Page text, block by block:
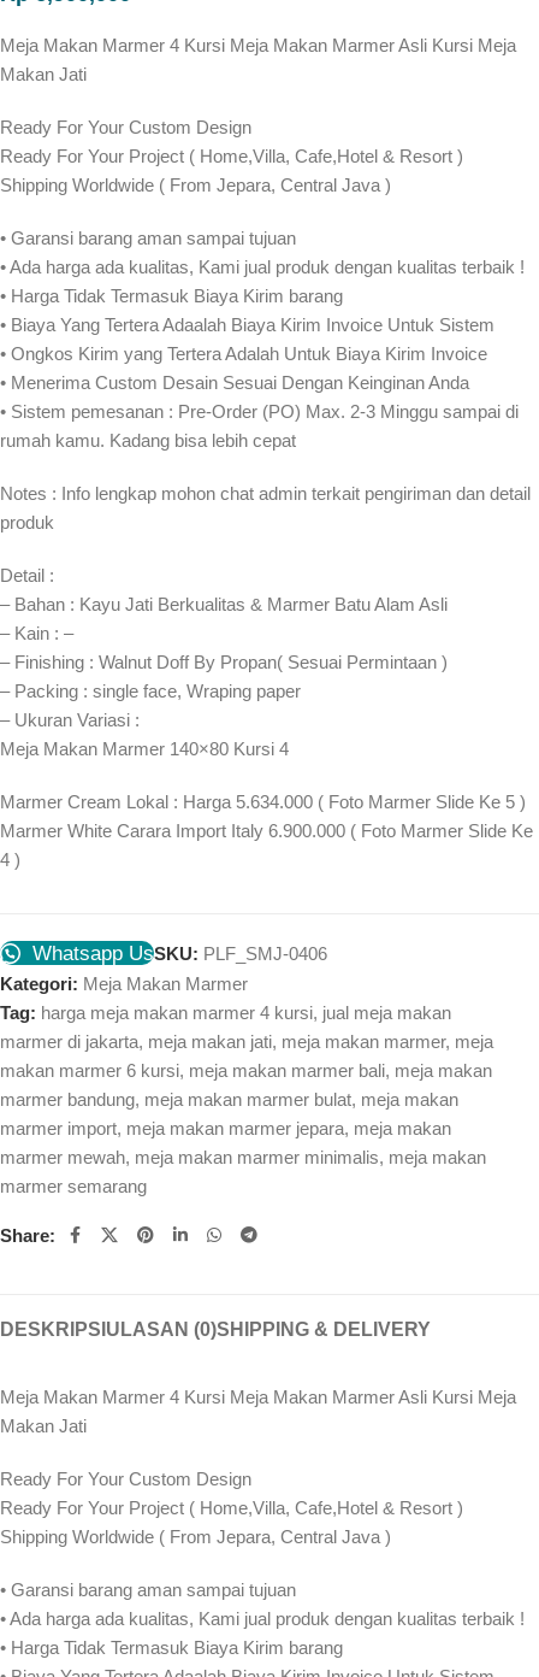
Meja Makan Marmer 4 Kursi Meja Makan Marmer Asli Kursi Meja
Makan Jati
Ready For Your Custom Design
Ready For Your Project ( Home,Villa, Cafe,Hotel & Resort )
Shipping Worldwide ( From Jepara, Central Java )
• Garansi barang aman sampai tujuan
• Ada harga ada kualitas, Kami jual produk dengan kualitas terbaik !
• Harga Tidak Termasuk Biaya Kirim barang
• Biaya Yang Tertera Adaalah Biaya Kirim Invoice Untuk Sistem
• Ongkos Kirim yang Tertera Adalah Untuk Biaya Kirim Invoice
• Menerima Custom Desain Sesuai Dengan Keinginan Anda
• Sistem pemesanan : Pre-Order (PO) Max. 2-3 Minggu sampai di
rumah kamu. Kadang bisa lebih cepat⁣⁣
Notes : Info lengkap mohon chat admin terkait pengiriman dan detail
produk
Detail :
– Bahan : Kayu Jati Berkualitas & Marmer Batu Alam Asli
– Kain : –
– Finishing : Walnut Doff By Propan( Sesuai Permintaan )
– Packing : single face, Wraping paper
– Ukuran Variasi :
Meja Makan Marmer 140×80 Kursi 4
Marmer Cream Lokal : Harga 5.634.000 ( Foto Marmer Slide Ke 5 )
Marmer White Carara Import Italy 6.900.000 ( Foto Marmer Slide Ke
4 )
Whatsapp UsSKU: PLF_SMJ-0406
Kategori: Meja Makan Marmer
Tag: harga meja makan marmer 4 kursi, jual meja makan
marmer di jakarta, meja makan jati, meja makan marmer, meja
makan marmer 6 kursi, meja makan marmer bali, meja makan
marmer bandung, meja makan marmer bulat, meja makan
marmer import, meja makan marmer jepara, meja makan
marmer mewah, meja makan marmer minimalis, meja makan
marmer semarang
Share:
DESKRIPSI ULASAN (0)SHIPPING & DELIVERY
Meja Makan Marmer 4 Kursi Meja Makan Marmer Asli Kursi Meja
Makan Jati
Ready For Your Custom Design
Ready For Your Project ( Home,Villa, Cafe,Hotel & Resort )
Shipping Worldwide ( From Jepara, Central Java )
• Garansi barang aman sampai tujuan
• Ada harga ada kualitas, Kami jual produk dengan kualitas terbaik !
• Harga Tidak Termasuk Biaya Kirim barang